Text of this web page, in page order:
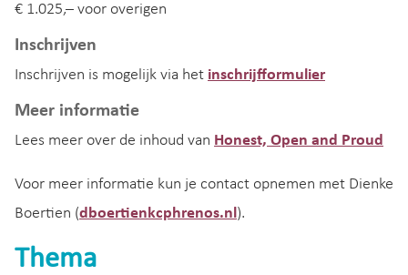
€ 1.025,– voor overigen
Inschrijven
Inschrijven is mogelijk via het inschrijfformulier
Meer informatie
Lees meer over de inhoud van Honest, Open and Proud
Voor meer informatie kun je contact opnemen met Dienke
Boertien (dboertienkcphrenos.nl).
Thema